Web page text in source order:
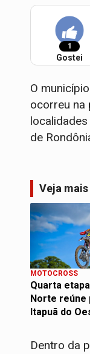
1
Gostei
O
ocorreu na
de
Veja mais
MOTOCROSS
Quarta
Norte reúne
Itapuã do
Dentro da